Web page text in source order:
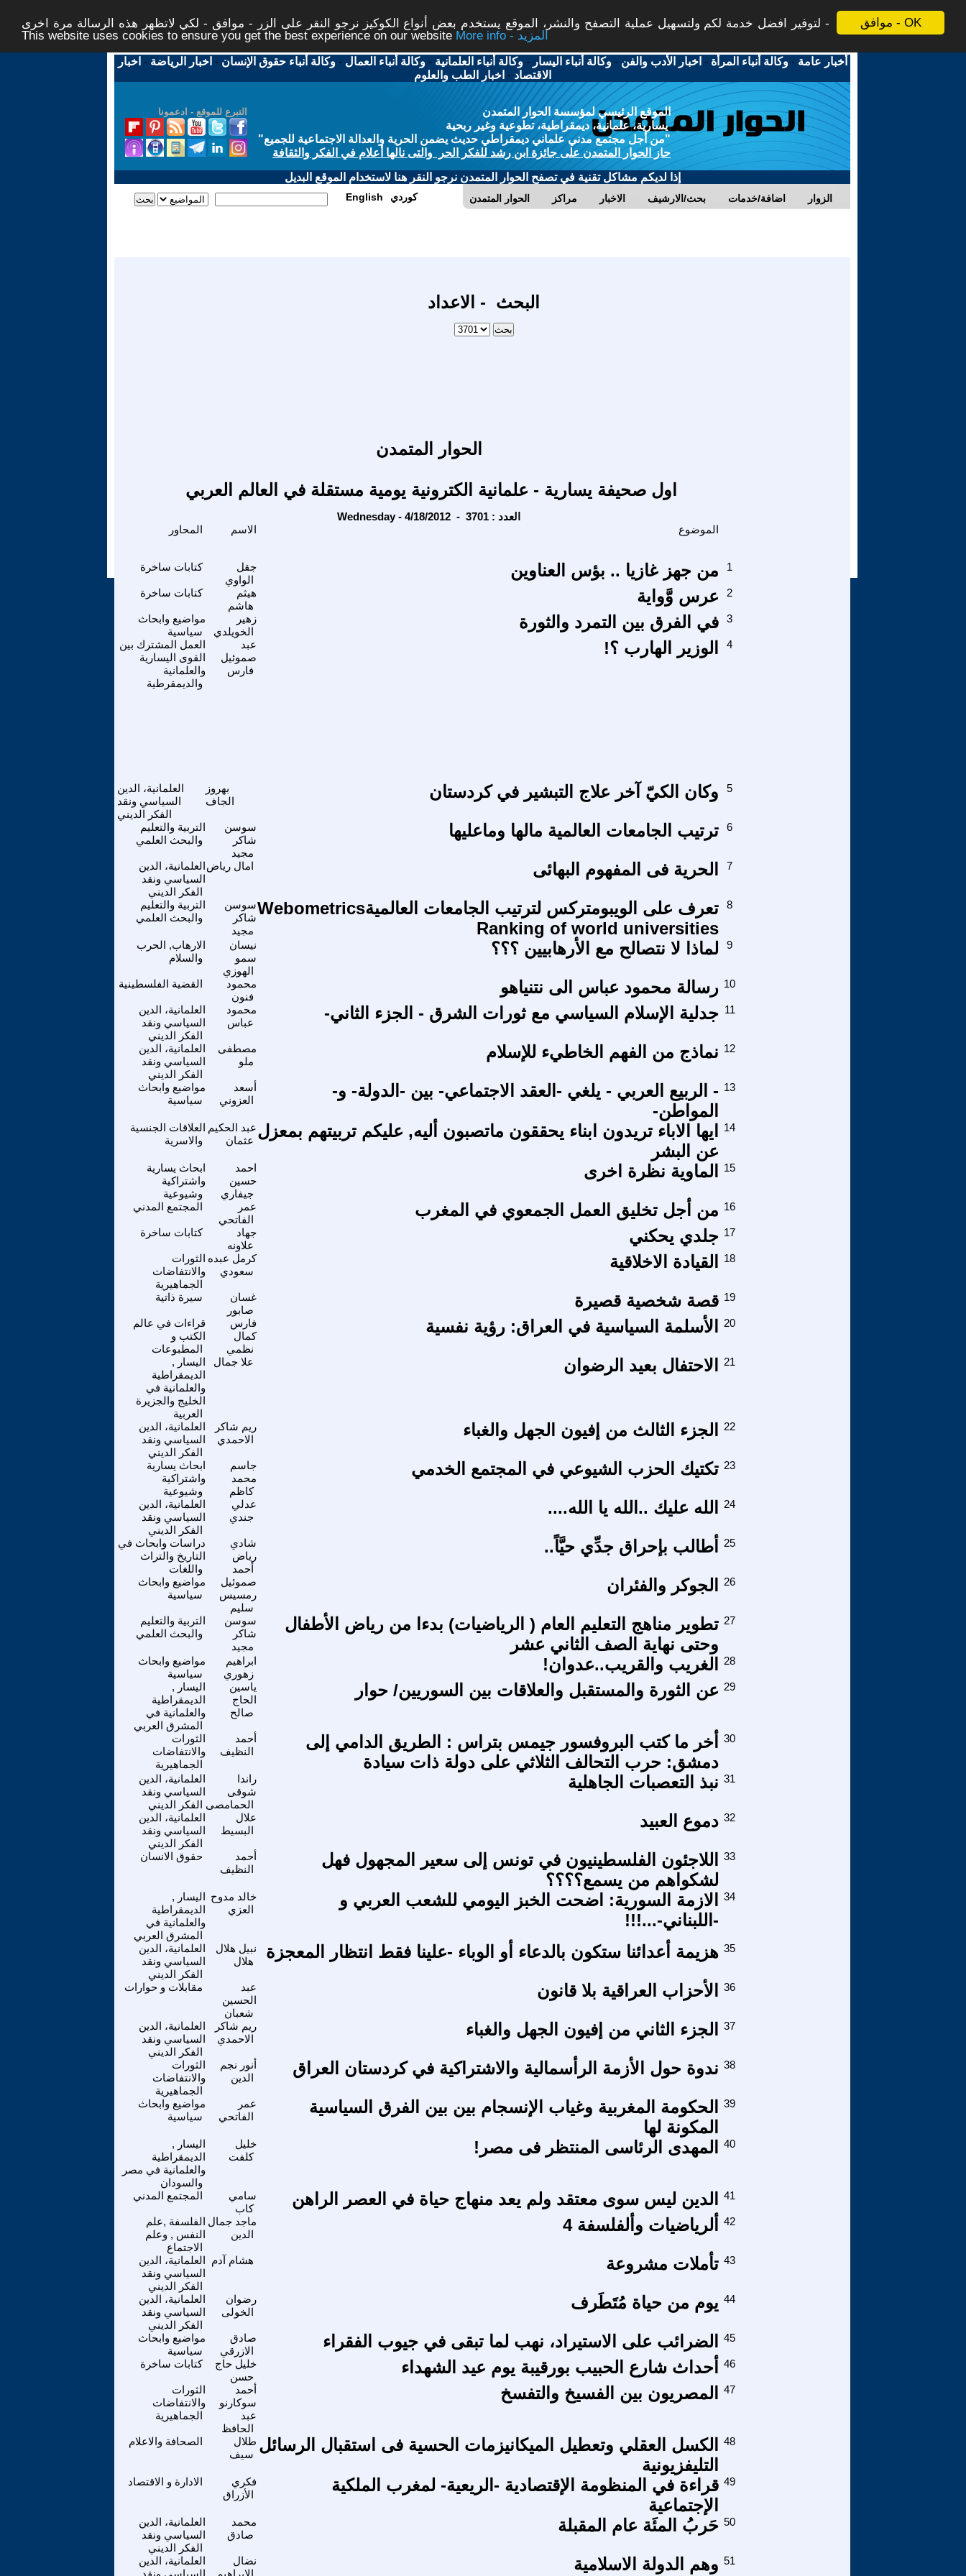
موافق - OK
لتوفير افضل خدمة لكم ولتسهيل عملية التصفح والنشر، الموقع يستخدم بعض أنواع الكوكيز نرجو النقر على الزر - موافق - لكي لاتظهر هذه الرسالة مرة اخرى -
This website uses cookies to ensure you get the best experience on our website
More info - المزيد
أخبار عامة -وكالة أنباء المرأة - اخبار الأدب والفن -وكالة أنباء اليسار -وكالة أنباء العلمانية -وكالة أنباء العمال -وكالة أنباء حقوق الإنسان - اخبار الرياضة - اخبار
الاقتصاد - اخبار الطب والعلوم
التبرع للموقع - ادعمونا
الموقع الرئيسي لمؤسسة الحوار المتمدن
يسارية، علمانية، ديمقراطية، تطوعية وغير ربحية
"من أجل مجتمع مدني علماني ديمقراطي حديث يضمن الحرية والعدالة الاجتماعية للجميع"
حاز الحوار المتمدن على جائزة ابن رشد للفكر الحر والتى نالها أعلام في الفكر والثقافة
إذا لديكم مشاكل تقنية في تصفح الحوار المتمدن نرجو النقر هنا لاستخدام الموقع البديل
الحوار المتمدن مراكز الاخبار بحث/الارشيف اضافة/خدمات الزوار English كوردي
البحث - الاعداد
الحوار المتمدن
اول صحيفة يسارية - علمانية الكترونية يومية مستقلة في العالم العربي
Wednesday - 4/18/2012 - العدد : 3701
الاسم الموضوع
كتابات ساخرة
جقل
الواوي
من جهز غازيا .. بؤس العناوين 1
كتابات ساخرة
هيثم
هاشم
عرس وَّواية 2
مواضيع وابحاث
سياسية
زهير
الخويلدي
في الفرق بين التمرد والثورة 3
العمل المشترك بين
القوى اليسارية
والعلمانية
والديمقرطية
عبد
صموئيل
فارس
الوزير الهارب ؟! 4
العلمانية، الدين
السياسي ونقد
الفكر الديني
بهروز
الجاف
وكان الكيّ آخر علاج التبشير في كردستان 5
التربية والتعليم
والبحث العلمي
سوسن
شاكر
مجيد
ترتيب الجامعات العالمية مالها وماعليها 6
العلمانية، الدين
السياسي ونقد
الفكر الديني
امال رياض الحرية فى المفهوم البهائى 7
التربية والتعليم
والبحث العلمي
سوسن
شاكر
مجيد
تعرف على الويبومتركس لترتيب الجامعات العالميةWebometrics
Ranking of world universities
8
الارهاب, الحرب
والسلام
نيسان
سمو
الهوزي
لماذا لا نتصالح مع الأرهابيين ؟؟؟ 9
القضية الفلسطينية
محمود
فنون
رسالة محمود عباس الى نتنياهو 10
العلمانية، الدين
السياسي ونقد
الفكر الديني
محمود
عباس
جدلية الإسلام السياسي مع ثورات الشرق - الجزء الثاني- 11
العلمانية، الدين
السياسي ونقد
الفكر الديني
مصطفى
ملو
نماذج من الفهم الخاطيء للإسلام 12
مواضيع وابحاث
سياسية
أسعد
العزوني
- الربيع العربي - يلغي -العقد الاجتماعي- بين -الدولة- و-
المواطن-
13
العلاقات الجنسية
والاسرية
عبد الحكيم
عثمان ايها الاباء تريدون ابناء يحققون ماتصبون أليه, عليكم تربيتهم بمعزل
عن البشر
14
ابحاث يسارية
واشتراكية
وشيوعية
احمد
حسين
جيفاري
الماوية نظرة اخرى 15
المجتمع المدني
عمر
الفاتحي
من أجل تخليق العمل الجمعوي في المغرب 16
كتابات ساخرة
جهاد
علاونه
جلدي يحكني 17
الثورات
والانتفاضات
الجماهيرية
كرمل عبده
سعودي
القيادة الاخلاقية 18
سيرة ذاتية
غسان
صابور
قصة شخصية قصيرة 19
قراءات في عالم
الكتب و
المطبوعات
فارس
كمال
نظمي
الأسلمة السياسية في العراق: رؤية نفسية 20
اليسار ,
الديمقراطية
والعلمانية في
الخليج والجزيرة
العربية
علا جمال الاحتفال بعيد الرضوان 21
العلمانية، الدين
السياسي ونقد
الفكر الديني
ريم شاكر
الاحمدي
الجزء الثالث من إفيون الجهل والغباء 22
ابحاث يسارية
واشتراكية
وشيوعية
جاسم
محمد
كاظم
تكتيك الحزب الشيوعي في المجتمع الخدمي 23
العلمانية، الدين
السياسي ونقد
الفكر الديني
عدلي
جندي
الله عليك ..الله يا الله.... 24
دراسات وابحاث في
التاريخ والتراث
واللغات
شادي
رياض
أحمد
أطالب بإحراق جدِّي حيَّاً.. 25
مواضيع وابحاث
سياسية
صموئيل
رمسيس
سليم
الجوكر والفئران 26
التربية والتعليم
والبحث العلمي
سوسن
شاكر
مجيد
تطوير مناهج التعليم العام ( الرياضيات) بدءا من رياض الأطفال
وحتى نهاية الصف الثاني عشر
27
مواضيع وابحاث
سياسية
ابراهيم
زهوري
الغريب والقريب..عدوان! 28
اليسار ,
الديمقراطية
والعلمانية في
المشرق العربي
ياسين
الحاج
صالح
عن الثورة والمستقبل والعلاقات بين السوريين/ حوار 29
الثورات
والانتفاضات
الجماهيرية
أحمد
النظيف
أخر ما كتب البروفسور جيمس بتراس : الطريق الدامي إلى
دمشق: حرب التحالف الثلاثي على دولة ذات سيادة
30
العلمانية، الدين
السياسي ونقد
الفكر الديني
راندا
شوقى
الحمامصى
نبذ التعصبات الجاهلية 31
العلمانية، الدين
السياسي ونقد
الفكر الديني
علال
البسيط
دموع العبيد 32
حقوق الانسان
أحمد
النظيف
اللاجئون الفلسطينيون في تونس إلى سعير المجهول فهل
لشكواهم من يسمع؟؟؟؟
33
اليسار ,
الديمقراطية
والعلمانية في
المشرق العربي
خالد مدوح
العزي
الازمة السورية: اضحت الخبز اليومي للشعب العربي و
-اللبناني-...!!!
34
العلمانية، الدين
السياسي ونقد
الفكر الديني
نبيل هلال
هلال
هزيمة أعدائنا ستكون بالدعاء أو الوباء -علينا فقط انتظار المعجزة 35
مقابلات و حوارات
عبد
الحسين
شعبان
الأحزاب العراقية بلا قانون 36
العلمانية، الدين
السياسي ونقد
الفكر الديني
ريم شاكر
الاحمدي
الجزء الثاني من إفيون الجهل والغباء 37
الثورات
والانتفاضات
الجماهيرية
أنور نجم
الدين
ندوة حول الأزمة الرأسمالية والاشتراكية في كردستان العراق 38
مواضيع وابحاث
سياسية
عمر
الفاتحي
الحكومة المغربية وغياب الإنسجام بين بين الفرق السياسية
المكونة لها
39
اليسار ,
الديمقراطية
والعلمانية في مصر
والسودان
خليل
كلفت
المهدى الرئاسى المنتظر فى مصر! 40
المجتمع المدني
سامي
كاب
الدين ليس سوى معتقد ولم يعد منهاج حياة في العصر الراهن 41
الفلسفة ,علم
النفس , وعلم
الاجتماع
ماجد جمال
الدين
ألرياضيات وألفلسفة 4 42
العلمانية، الدين
السياسي ونقد
الفكر الديني
هشام آدم تأملات مشروعة 43
العلمانية، الدين
السياسي ونقد
الفكر الديني
رضوان
الخولى
يوم من حياة مُتَطَرف 44
مواضيع وابحاث
سياسية
صادق
الازرقي
الضرائب على الاستيراد، نهب لما تبقى في جيوب الفقراء 45
كتابات ساخرة
خليل حاج
حسن
أحداث شارع الحبيب بورقيبة يوم عيد الشهداء 46
الثورات
والانتفاضات
الجماهيرية
أحمد
سوكارنو
عبد
الحافظ
المصريون بين الفسيخ والتفسخ 47
الصحافة والاعلام
طلال
سيف الكسل العقلي وتعطيل الميكانيزمات الحسية فى استقبال الرسائل
التليفزيونية
48
الادارة و الاقتصاد
فكري
الأزراق
قراءة في المنظومة الإقتصادية -الريعية- لمغرب الملكية
الإجتماعية
49
العلمانية، الدين
السياسي ونقد
الفكر الديني
محمد
صادق
حَربُ المئَة عام المقبلة 50
العلمانية، الدين
السياسي ونقد
نضال
الابراهيم
وهم الدولة الاسلامية 51